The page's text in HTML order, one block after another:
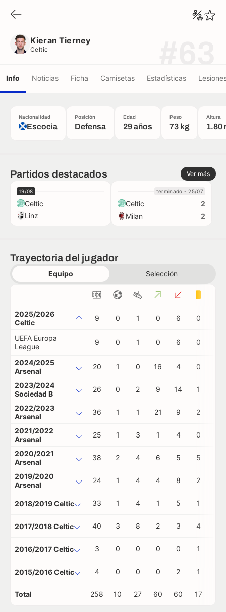
Kieran Tierney
Celtic
Info Noticias Ficha Camisetas Estadísticas
Nacionalidad
Escocia
Posición
Defensa
Edad
29 años
Peso
73 kg
Altura
1.80
Partidos destacados Ver más
19/08
Celtic
Linz
terminado - 25/07
Celtic
2
Milan
2
Trayectoria del jugador
Equipo Selección
2025/2026
Celtic
9 0 1 0 6 0
UEFA Europa
League
9 0 1 0 6 0
2024/2025
Arsenal
20 1 0 16 4 0
2023/2024
Sociedad B
26 0 2 9 14 1
2022/2023
Arsenal
36 1 1 21 9 2
2021/2022
Arsenal
25 1 3 1 4 0
2020/2021
Arsenal
38 2 4 6 5 5
2019/2020
Arsenal
24 1 4 4 8 2
2018/2019 Celtic 33 1 4 1 5 1
2017/2018 Celtic 40 3 8 2 3 4
2016/2017 Celtic 3 0 0 0 0 1
2015/2016 Celtic 4 0 0 0 2 1
Total 258 10 27 60 60 17